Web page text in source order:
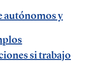
enBusiness
.
autónomos y
si trabajo